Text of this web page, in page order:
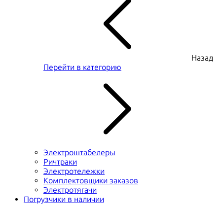
Назад
Перейти в категорию
Электроштабелеры
Ричтраки
Электротележки
Комплектовщики заказов
Электротягачи
Погрузчики в наличии